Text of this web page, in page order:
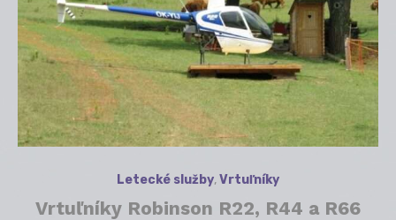
Letecké služby,Vrtuľníky
Vrtuľníky Robinson R22, R44 a R66